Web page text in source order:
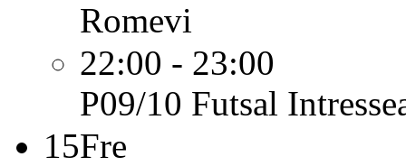
Romevi
22:00 - 23:00
P09/10 Futsal
15Fre